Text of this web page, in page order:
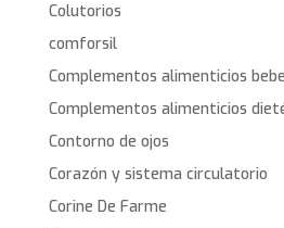
Colutorios
comforsil
Complementos alimenticios bebe
Complementos alimenticios
Contorno de ojos
Corazón y sistema circulatorio
Corine De Farme